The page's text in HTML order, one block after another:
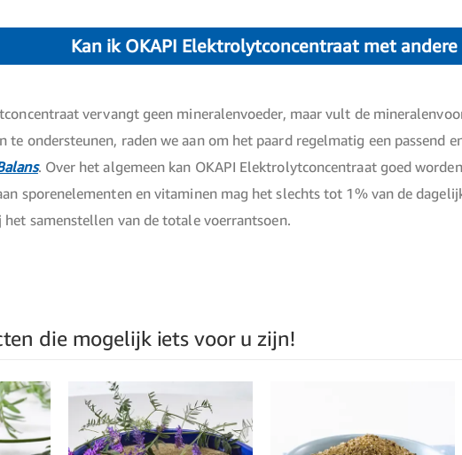
Kan ik OKAPI Elektrolytconcentraat met
vervangt geen mineralenvoeder, maar vult de
te ondersteunen, raden we aan om het paard regelmatig een passend
. Over het algemeen kan OKAPI Elektrolytconcentraat goed
sporenelementen en vitaminen mag het slechts tot 1% van de
het samenstellen van de totale voerrantsoen.
die mogelijk iets voor u zijn!